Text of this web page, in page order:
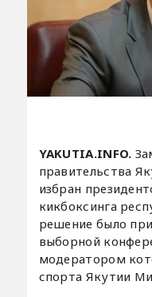
YAKUTIA.INFO.
правительства
избран
кикбоксинга
решение было
выборной
модератором
спорта Якутии